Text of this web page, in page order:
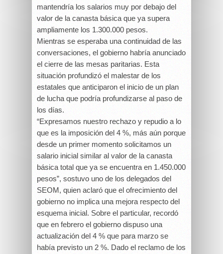
mantendría los salarios muy por debajo del
valor de la canasta básica que ya supera
ampliamente los 1.300.000 pesos.
Mientras se esperaba una continuidad de las
conversaciones, el gobierno habría anunciado
el cierre de las mesas paritarias. Esta
situación profundizó el malestar de los
estatales que anticiparon el inicio de un plan
de lucha que podría profundizarse al paso de
los días.
“Expresamos nuestro rechazo y repudio a lo
que es la imposición del 4 %, más aún porque
desde un primer momento solicitamos un
salario inicial similar al valor de la canasta
básica total que ya se encuentra en 1.450.000
pesos”, sostuvo uno de los delegados del
SEOM, quien aclaró que el ofrecimiento del
gobierno no implica una mejora respecto del
esquema inicial. Sobre el particular, recordó
que en febrero el gobierno dispuso una
actualización del 4 % que para marzo se
había previsto un 2 %. Dado el reclamo de los